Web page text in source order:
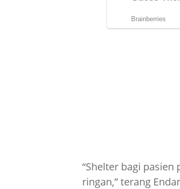
“Shelter bagi pasien
ringan,” terang